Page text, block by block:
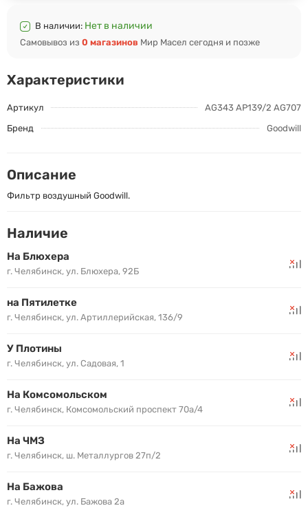
Характеристики
Артикул
AG343 AP139/2 AG707
Бренд
Goodwill
Описание
Фильтр воздушный Goodwill.
В наличии: Нет в наличии
Самовывоз из 0 магазинов Мир Масел сегодня и позже
Наличие
На Блюхера
г. Челябинск, ул. Блюхера, 92Б
на Пятилетке
г. Челябинск, ул. Артиллерийская, 136/9
У Плотины
г. Челябинск, ул. Садовая, 1
На Комсомольском
г. Челябинск, Комсомольский проспект 70а/4
На ЧМЗ
г. Челябинск, ш. Металлургов 27п/2
На Бажова
г. Челябинск, ул. Бажова 2а